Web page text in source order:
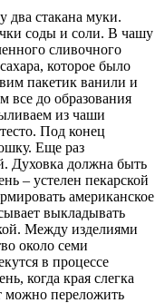
два стакана муки.
соды и соли. В чашу
сливочного
которое было
пакетик ванили и
все до образования
из чаши
Под конец
Еще раз
Духовка должна быть
– устелен пекарской
американское
выкладывать
Между изделиями
около семи
в процессе
когда края слегка
можно переложить